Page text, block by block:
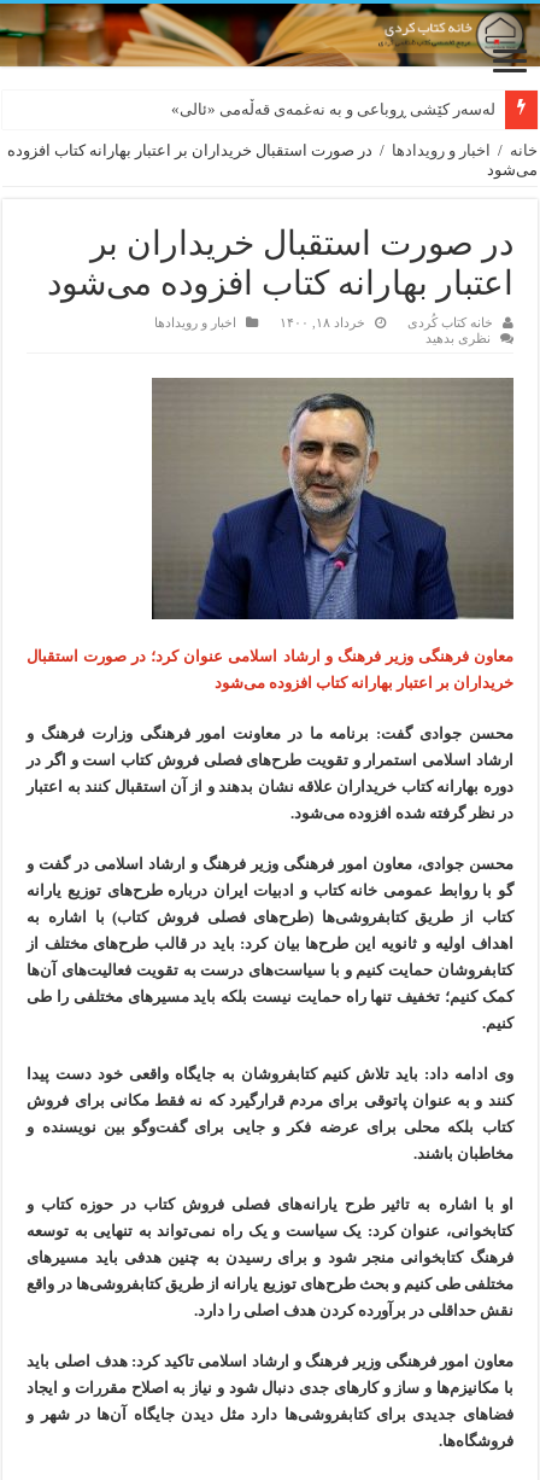
لەسەر کێشی ڕوباعی و به نەغمەی قەڵەمی «ئالی»
بورجە بێ دەلاقەکان نازانن دەرەوە چەند شەممەیە!
خانه / اخبار و رویدادها / در صورت استقبال خریداران بر اعتبار بهارانه کتاب افزوده
می‌شود
در صورت استقبال خریداران بر
اعتبار بهارانه کتاب افزوده می‌شود
خانه کتاب کُردی خرداد ۱۸, ۱۴۰۰
اخبار و رویدادها
نظری بدهید
معاون فرهنگی وزیر فرهنگ و ارشاد اسلامی عنوان کرد؛ در صورت استقبال
خریداران بر اعتبار بهارانه کتاب افزوده می‌شود
محسن جوادی گفت: برنامه ما در معاونت امور فرهنگی وزارت فرهنگ و
ارشاد اسلامی استمرار و تقویت طرح‌های فصلی فروش کتاب است و اگر در
دوره بهارانه کتاب خریداران علاقه نشان بدهند و از آن استقبال کنند به اعتبار
در نظر گرفته شده افزوده می‌شود.
محسن جوادی، معاون امور فرهنگی وزیر فرهنگ و ارشاد اسلامی در گفت و
گو با روابط عمومی خانه کتاب و ادبیات ایران درباره طرح‌های توزیع یارانه
کتاب از طریق کتابفروشی‌ها (طرح‌های فصلی فروش کتاب) با اشاره به
اهداف اولیه و ثانویه این طرح‌ها بیان کرد: باید در قالب طرح‌های مختلف از
کتابفروشان حمایت کنیم و با سیاست‌های درست به تقویت فعالیت‌های آن‌ها
کمک کنیم؛ تخفیف تنها راه حمایت نیست بلکه باید مسیرهای مختلفی را طی
کنیم.
وی ادامه داد: باید تلاش کنیم کتابفروشان به جایگاه واقعی خود دست پیدا
کنند و به عنوان پاتوقی برای مردم قرارگیرد که نه فقط مکانی برای فروش
کتاب بلکه محلی برای عرضه فکر و جایی برای گفت‌وگو بین نویسنده و
مخاطبان باشند.
او با اشاره به تاثیر طرح یارانه‌های فصلی فروش کتاب در حوزه کتاب و
کتابخوانی، عنوان کرد: یک سیاست و یک راه نمی‌تواند به تنهایی به توسعه
فرهنگ کتابخوانی منجر شود و برای رسیدن به چنین هدفی باید مسیرهای
مختلفی طی کنیم و بحث طرح‌های توزیع یارانه از طریق کتابفروشی‌ها در واقع
نقش حداقلی در برآورده کردن هدف اصلی را دارد.
معاون امور فرهنگی وزیر فرهنگ و ارشاد اسلامی تاکید کرد: هدف اصلی باید
با مکانیزم‌ها و ساز و کارهای جدی دنبال شود و نیاز به اصلاح مقررات و ایجاد
فضاهای جدیدی برای کتابفروشی‌ها دارد مثل دیدن جایگاه آن‌ها در شهر و
فروشگاه‌ها.